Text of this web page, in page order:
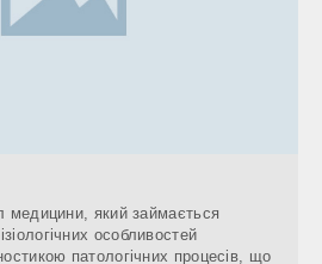
медицини, який займається
особливостей
патологічних процесів, що